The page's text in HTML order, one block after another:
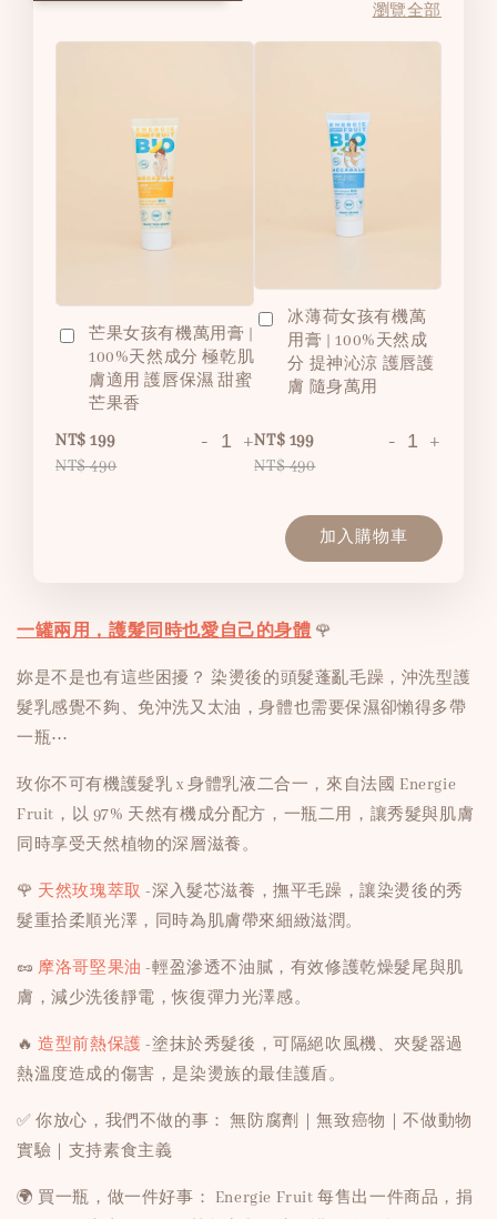
瀏覽全部
芒果女孩有機萬用膏 |
100%天然成分 極乾肌
膚適用 護唇保濕 甜蜜
芒果香
NT$ 199
NT$ 490
- +
冰薄荷女孩有機萬
用膏 | 100%天然成
分 提神沁涼 護唇護
膚 隨身萬用
NT$ 199
NT$ 490
- +
加入購物車
一罐兩用，護髮同時也愛自己的身體 🌹
妳是不是也有這些困擾？ 染燙後的頭髮蓬亂毛躁，沖洗型護
髮乳感覺不夠、免沖洗又太油，身體也需要保濕卻懶得多帶
一瓶⋯
玫你不可有機護髮乳 x 身體乳液二合一，來自法國 Energie
Fruit，以 97% 天然有機成分配方，一瓶二用，讓秀髮與肌膚
同時享受天然植物的深層滋養。
🌹 天然玫瑰萃取 -深入髮芯滋養，撫平毛躁，讓染燙後的秀
髮重拾柔順光澤，同時為肌膚帶來細緻滋潤。
🥜 摩洛哥堅果油 -輕盈滲透不油膩，有效修護乾燥髮尾與肌
膚，減少洗後靜電，恢復彈力光澤感。
🔥造型前熱保護 -塗抹於秀髮後，可隔絕吹風機、夾髮器過
熱溫度造成的傷害，是染燙族的最佳護盾。
✅ 你放心，我們不做的事： 無防腐劑｜無致癌物｜不做動物
實驗｜支持素食主義
🌍 買一瓶，做一件好事： Energie Fruit 每售出一件商品，捐